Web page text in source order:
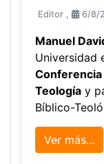
Editor , 6/8/
Manuel
Universidad
Teología y
Bíblico-
Ver más...